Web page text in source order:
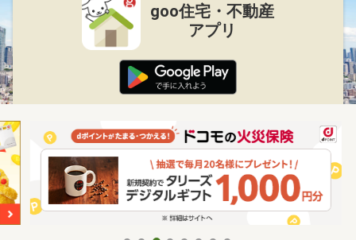
goo住宅・不動産
アプリ